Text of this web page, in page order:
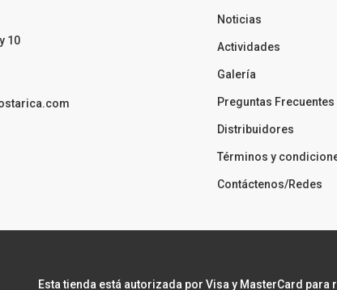
10
Noticias
Actividades
Galería
Preguntas Frecuentes
Distribuidores
Términos y
Contáctenos/Redes
Esta tienda está autorizada por Visa y MasterCard